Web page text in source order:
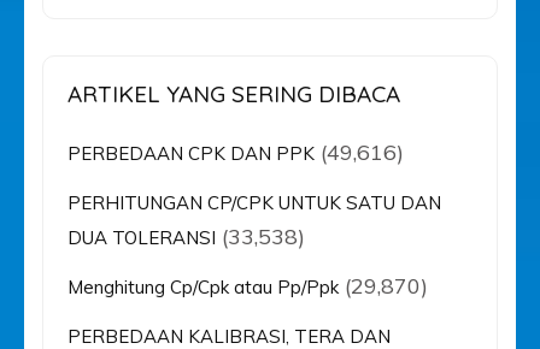
ARTIKEL YANG SERING DIBACA
PERBEDAAN CPK DAN PPK (49,616)
PERHITUNGAN CP/CPK UNTUK SATU DAN
DUA TOLERANSI (33,538)
Menghitung Cp/Cpk atau Pp/Ppk (29,870)
PERBEDAAN KALIBRASI, TERA DAN